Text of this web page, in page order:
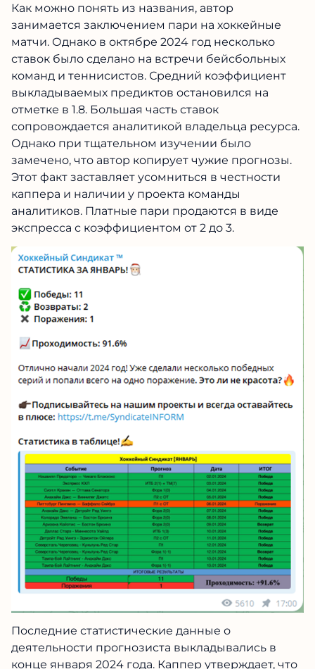
Как можно понять из названия, автор
занимается заключением пари на хоккейные
матчи. Однако в октябре 2024 год несколько
ставок было сделано на встречи бейсбольных
команд и теннисистов. Средний коэффициент
выкладываемых предиктов остановился на
отметке в 1.8. Большая часть ставок
сопровождается аналитикой владельца ресурса.
Однако при тщательном изучении было
замечено, что автор копирует чужие прогнозы.
Этот факт заставляет усомниться в честности
каппера и наличии у проекта команды
аналитиков. Платные пари продаются в виде
экспресса с коэффициентом от 2 до 3.
Последние статистические данные о
деятельности прогнозиста выкладывались в
конце января 2024 года. Каппер утверждает, что